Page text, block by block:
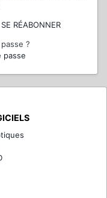
RÉABONNER
?
passe